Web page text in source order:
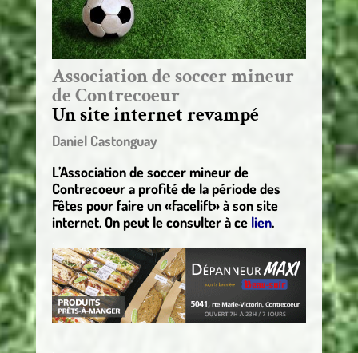
Association de soccer mineur
de Contrecoeur
Un site internet revampé
Daniel Castonguay
L’Association de soccer mineur de
Contrecoeur a profité de la période des
Fêtes pour faire un «facelift» à son site
internet. On peut le consulter à ce lien.